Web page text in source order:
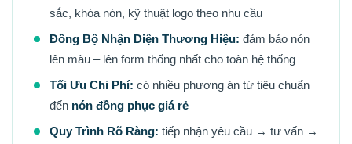
sắc, khóa nón, kỹ thuật logo theo nhu cầu
Đồng Bộ Nhận Diện Thương Hiệu: đảm bảo nón
lên màu – lên form thống nhất cho toàn hệ thống
Tối Ưu Chi Phí: có nhiều phương án từ tiêu chuẩn
đến nón đồng phục giá rẻ
Quy Trình Rõ Ràng: tiếp nhận yêu cầu → tư vấn →